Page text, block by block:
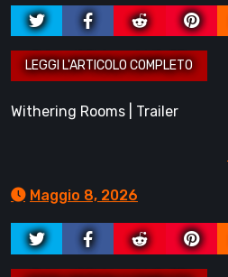
Withering Rooms | Trailer
Maggio 8, 2026